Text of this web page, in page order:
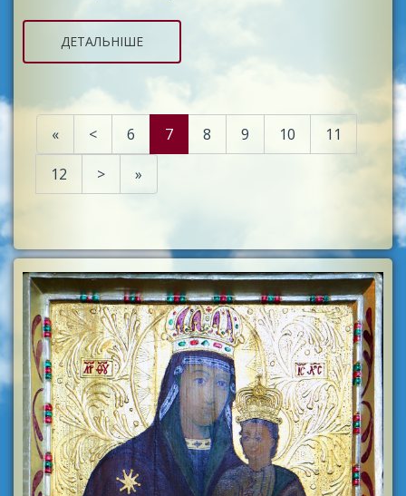
ДЕТАЛЬНІШЕ
« < 6 7 8 9 10
11
12
> »